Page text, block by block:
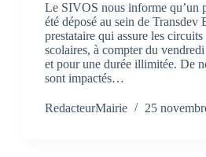
Le SIVOS nous informe qu’un
été déposé au sein de Transdev
prestataire qui assure les
scolaires, à compter du
et pour une durée illimitée. De
sont impactés…
RedacteurMairie 25